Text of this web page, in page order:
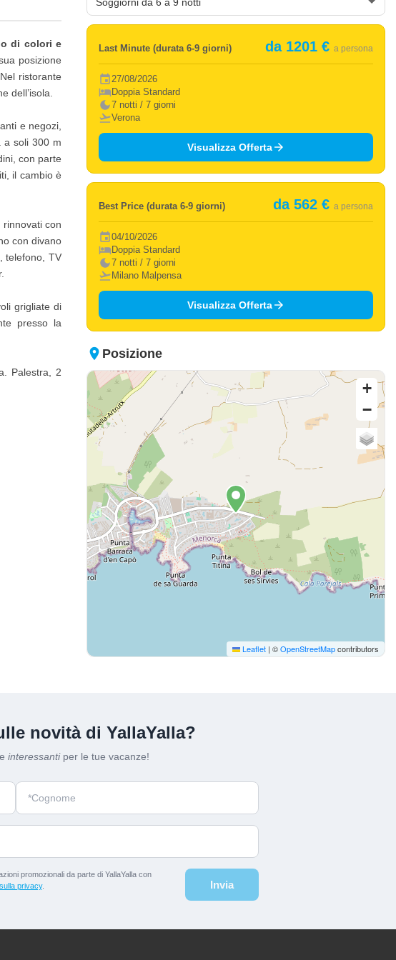
di colori e
posizione
. Nel ristorante
dell’isola.
e negozi,
a soli 300 m
con parte
il cambio è
con
con divano
telefono, TV
grigliate di
presso la
Palestra, 2
Last Minute (durata 6-9 giorni) da 1201 € a persona
event27/08/2026
hotelDoppia Standard
dark_mode7 notti / 7 giorni
flight_takeoffVerona
Visualizza Offertaarrow_forward
Best Price (durata 6-9 giorni) da 562 € a persona
event04/10/2026
hotelDoppia Standard
dark_mode7 notti / 7 giorni
flight_takeoff Milano Malpensa
Visualizza Offertaarrow_forward
place Posizione
+
−
Leaflet | ©OpenStreetMapcontributors
novità di YallaYalla?
interessantiper le tue vacanze!
promozionali da parte di YallaYalla con
privacy. Invia